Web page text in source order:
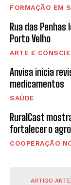
FORMAÇÃO EM
Rua das
Porto Velho
ARTE E
Anvisa inicia
medicamentos
SAÚDE
RuralCast
fortalecer o
COOPERAÇÃO
ARTIGO